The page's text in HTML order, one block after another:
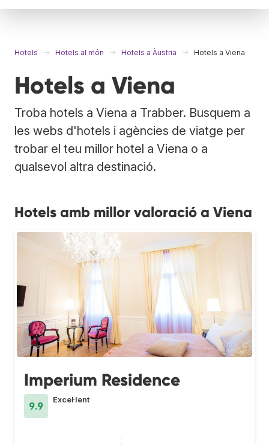
Hotels Hotels al món Hotels a Àustria Hotels a Viena
Hotels a Viena
Troba hotels a Viena a Trabber. Busquem a
les webs d'hotels i agències de viatge per
trobar el teu millor hotel a Viena o a
qualsevol altra destinació.
Hotels amb millor valoració a Viena
Imperium Residence
9.9
Excel·lent